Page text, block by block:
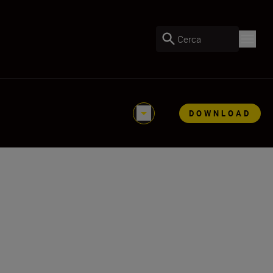
Cerca
DOWNLOAD